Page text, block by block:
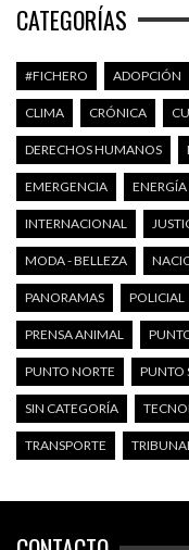
CATEGORÍAS
#FICHERO ADOPCIÓN
CLIMA CRÓNICA
DERECHOS HUMANOS
EMERGENCIA ENERGÍA
INTERNACIONAL
MODA - BELLEZA
PANORAMAS POLICIAL
PRENSA ANIMAL
PUNTO NORTE PUNTO
SIN CATEGORÍA
TRANSPORTE